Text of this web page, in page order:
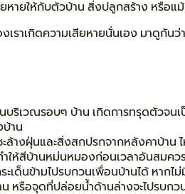
ายให้กับตัวบ้าน สิ่งปลูกสร้าง หรือแม้
าเกิดความเสียหายนั่นเอง มาดูกันว่
ริเวณรอบๆ บ้าน เกิดการทรุดตัวจน
บ้าน
ล้างฝุ่นและสิ่งสกปรกจากหลังคาบ้าน
ำให้สีบ้านหม่นหมองก่อนเวลาอันสมคว
ะเด็นข้ามไปรบกวนเพื่อนบ้านได้ หา
หรือจุดที่ปล่อยน้ำด้านล่างจะไปรบก